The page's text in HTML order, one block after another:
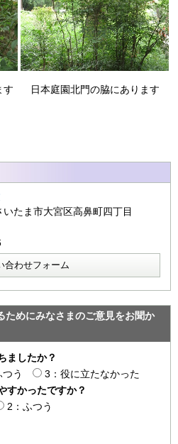
す 日本庭園北門の脇にあります
たま市大宮区高鼻町四丁目
合わせフォーム
ためにみなさまのご意見をお聞か
ましたか？
う
3：役に立たなかった
すかったですか？
2：ふつう